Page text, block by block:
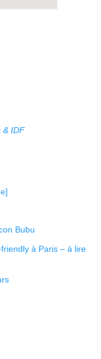
& IDF
Bubu
à Paris – à lire